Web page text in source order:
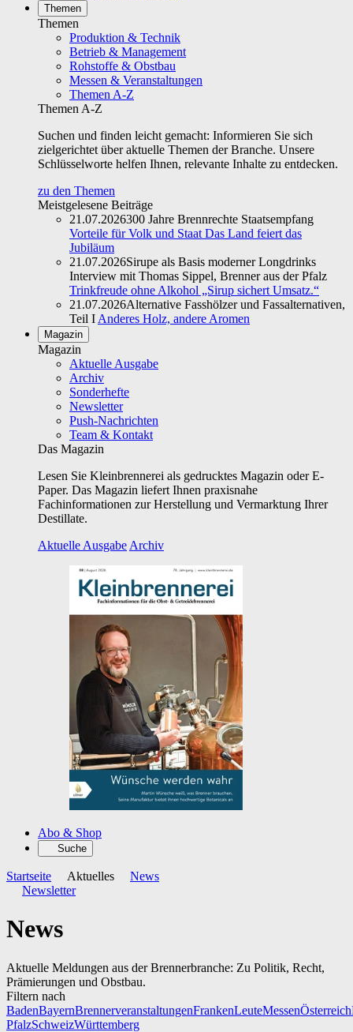
Themen
Themen
Produktion & Technik
Betrieb & Management
Rohstoffe & Obstbau
Messen & Veranstaltungen
Themen A-Z
Themen A-Z
Suchen und finden leicht gemacht: Informieren Sie sich
zielgerichtet über aktuelle Themen der Branche. Unsere
Schlüsselworte helfen Ihnen, relevante Inhalte zu entdecken.
zu den Themen
Meistgelesene Beiträge
21.07.2026300 Jahre Brennrechte Staatsempfang
Vorteile für Volk und Staat Das Land feiert das
Jubiläum
21.07.2026Sirupe als Basis moderner Longdrinks
Interview mit Thomas Sippel, Brenner aus der Pfalz
Trinkfreude ohne Alkohol „Sirup sichert Umsatz.“
21.07.2026Alternative Fasshölzer und Fassalternativen,
Teil I Anderes Holz, andere Aromen
Magazin
Magazin
Aktuelle Ausgabe
Archiv
Sonderhefte
Newsletter
Push-Nachrichten
Team & Kontakt
Das Magazin
Lesen Sie Kleinbrennerei als gedrucktes Magazin oder E-
Paper. Das Magazin liefert Ihnen praxisnahe
Fachinformationen zur Herstellung und Vermarktung Ihrer
Destillate.
Aktuelle Ausgabe Archiv
Abo & Shop
Suche
Startseite Aktuelles
News
Newsletter
News
Aktuelle Meldungen aus der Brennerbranche: Zu Politik, Recht,
Prämierungen und Obstbau.
Filtern nach
BadenBayernBrennerveranstaltungenFrankenLeuteMessenÖsterreich
PfalzSchweizWürttemberg